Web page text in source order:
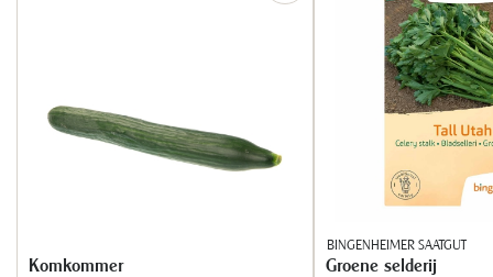
Komkommer
BINGENHEIMER SAATGUT
Groene selderij